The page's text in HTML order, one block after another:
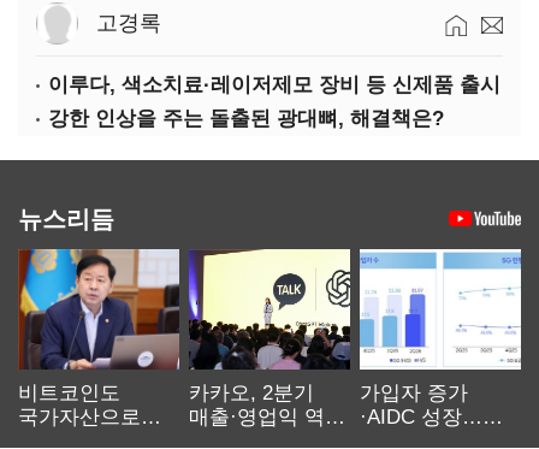
고경록
이루다, 색소치료·레이저제모 장비 등 신제품 출시
강한 인상을 주는 돌출된 광대뼈, 해결책은?
뉴스리듬
비트코인도
국가자산으로…'
카카오, 2분기
매출·영업익 역대
가입자 증가
·AIDC 성장…